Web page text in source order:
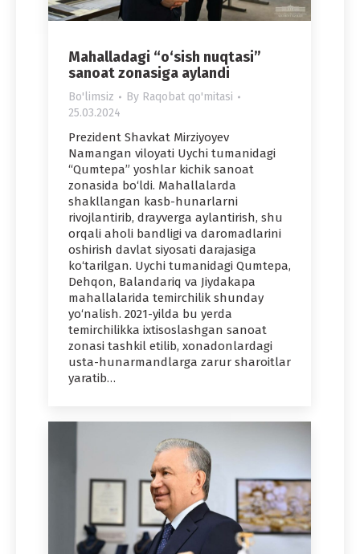
Mahalladagi “o‘sish nuqtasi”
sanoat zonasiga aylandi
Bo'limsiz By Raqobat qo'mitasi
25.03.2024
Prezident Shavkat Mirziyoyev
Namangan viloyati Uychi tumanidagi
“Qumtepa” yoshlar kichik sanoat
zonasida bo‘ldi. Mahallalarda
shakllangan kasb-hunarlarni
rivojlantirib, drayverga aylantirish, shu
orqali aholi bandligi va daromadlarini
oshirish davlat siyosati darajasiga
ko‘tarilgan. Uychi tumanidagi Qumtepa,
Dehqon, Balandariq va Jiydakapa
mahallalarida temirchilik shunday
yo‘nalish. 2021-yilda bu yerda
temirchilikka ixtisoslashgan sanoat
zonasi tashkil etilib, xonadonlardagi
usta-hunarmandlarga zarur sharoitlar
yaratib…